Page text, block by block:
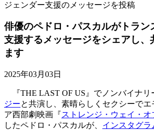
ジェンダー支援のメッセージを投稿
俳優のペドロ・パスカルがトラン
支援するメッセージをシェアし、
ます
2025年03月03日
『THE LAST OF US』でノンバイナリ
ジーと共演し、素晴らしくセクシーでエ
ア西部劇映画『ストレンジ・ウェイ・オ
したペドロ・パスカルが、 インスタグラ